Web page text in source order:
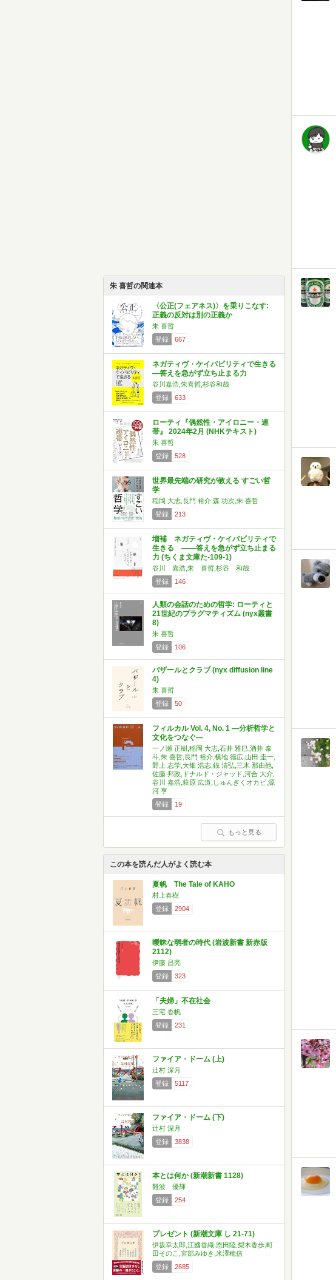
朱 喜哲の関連本
〈公正(フェアネス)〉を乗りこなす:
正義の反対は別の正義か
朱 喜哲
登録
667
ネガティヴ・ケイパビリティで生きる
―答えを急がず立ち止まる力
谷川嘉浩,朱喜哲,杉谷和哉
登録
633
ローティ『偶然性・アイロニー・連
帯』 2024年2月 (NHKテキスト)
朱 喜哲
登録
528
世界最先端の研究が教える すごい哲
学
稲岡 大志,長門 裕介,森 功次,朱 喜哲
登録
213
増補 ネガティヴ・ケイパビリティで
生きる ――答えを急がず立ち止まる
力 (ちくま文庫た-109-1)
谷川 嘉浩,朱 喜哲,杉谷 和哉
登録
146
人類の会話のための哲学: ローティと
21世紀のプラグマティズム (nyx叢書
8)
朱 喜哲
登録
106
バザールとクラブ (nyx diffusion line
4)
朱 喜哲
登録
50
フィルカル Vol. 4, No. 1 ―分析哲学と
文化をつなぐ―
一ノ瀬 正樹,稲岡 大志,石井 雅巳,酒井 泰
斗,朱 喜哲,長門 裕介,横地 徳広,山田 圭一,
野上 志学,大畑 浩志,銭 清弘,三木 那由他,
佐藤 邦政,ドナルド・ジャッド,河合 大介,
谷川 嘉浩,萩原 広道,しゅんぎくオカピ,源
河 亨
登録
19
もっと見る
この本を読んだ人がよく読む本
夏帆 The Tale of KAHO
村上春樹
登録
2904
曖昧な弱者の時代 (岩波新書 新赤版
2112)
伊藤 昌亮
登録
323
「夫婦」不在社会
三宅 香帆
登録
231
ファイア・ドーム (上)
辻村 深月
登録
5117
ファイア・ドーム (下)
辻村 深月
登録
3838
本とは何か (新潮新書 1128)
難波 優輝
登録
254
プレゼント (新潮文庫 し 21-71)
伊坂幸太郎,江國香織,恩田陸,梨木香歩,町
田そのこ,宮部みゆき,米澤穂信
登録
2685